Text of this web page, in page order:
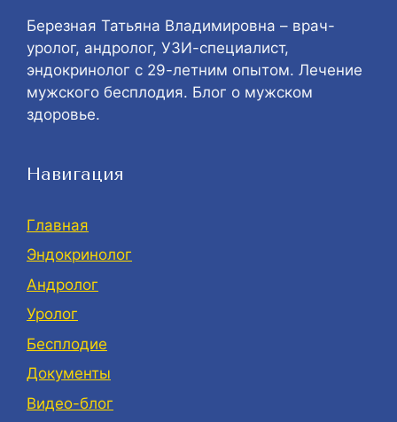
Березная Татьяна Владимировна – врач-
уролог, андролог, УЗИ-специалист,
эндокринолог с 29-летним опытом. Лечение
мужского бесплодия. Блог о мужском
здоровье.
Навигация
Главная
Эндокринолог
Андролог
Уролог
Бесплодие
Документы
Видео-блог